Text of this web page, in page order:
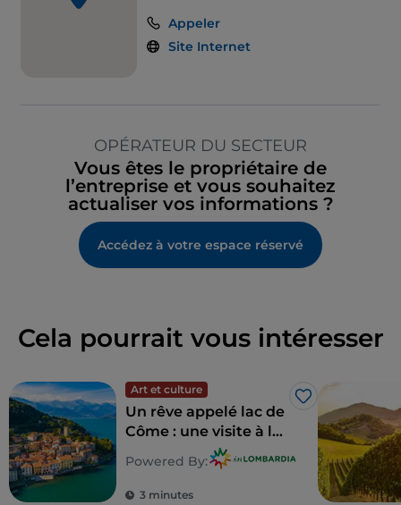
Appeler
Site Internet
OPÉRATEUR DU SECTEUR
Vous êtes le propriétaire de
l’entreprise et vous souhaitez
actualiser vos informations ?
Accédez à votre espace réservé
Cela pourrait vous intéresser
Art et culture
J’aime
Un rêve appelé lac de
Côme : une visite à la
découverte de 5 villas
inoubliables
Powered By:
3 minutes